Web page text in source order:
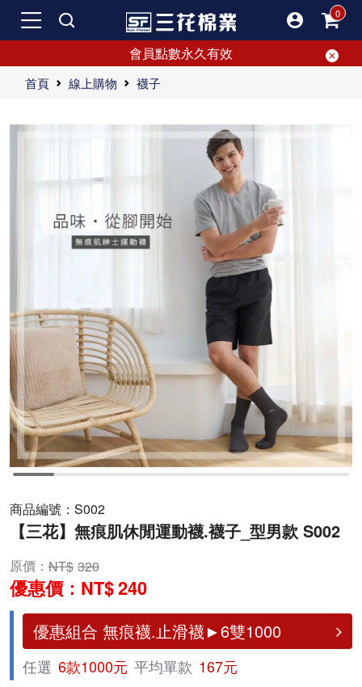
會員點數永久有效
首頁 線上購物 襪子
商品編號： S002
【三花】無痕肌休閒運動襪.襪子_型男款 S002
原價： 320
優惠價： 240
優惠組合 無痕襪.止滑襪►6雙1000
任選 6款1000元 平均單款 167元